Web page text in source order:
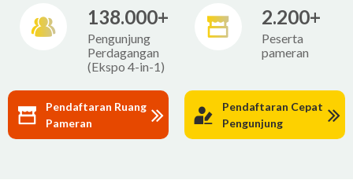
138.000+
Pengunjung
Perdagangan
(Ekspo 4-in-1)
2.200+
Peserta
pameran
Pendaftaran Ruang
Pameran
Pendaftaran Cepat
Pengunjung